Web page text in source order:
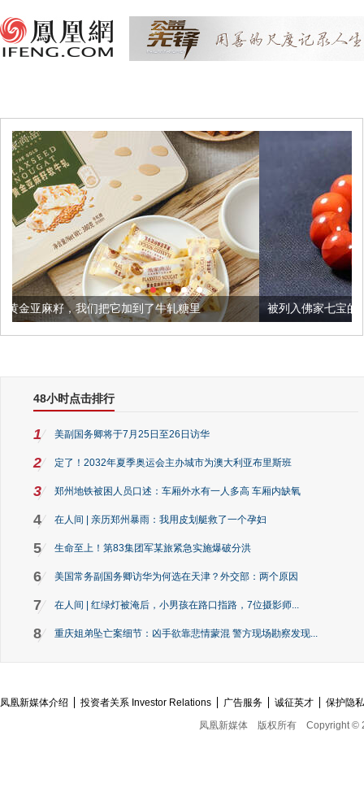
把它加到了牛轧糖里 被列入佛家七宝的它到底有多美？
48小时点击排行
1 美副国务卿将于7月25日至26日访华
2 定了！2032年夏季奥运会主办城市为澳大利亚布里斯班
3 郑州地铁被困人员口述：车厢外水有一人多高 车厢内缺氧
4 在人间 | 亲历郑州暴雨：我用皮划艇救了一个孕妇
5 生命至上！第83集团军某旅紧急实施爆破分洪
6 美国常务副国务卿访华为何选在天津？外交部：两个原因
7 在人间 | 红绿灯被淹后，小男孩在路口指路，7位摄影师...
8 重庆姐弟坠亡案细节：凶手欲靠悲情蒙混 警方现场勘察发现...
凤凰新媒体介绍 投资者关系 Investor Relations 广告服务 诚征英才
保护隐
凤凰新媒体
版权所有 Copyright ©